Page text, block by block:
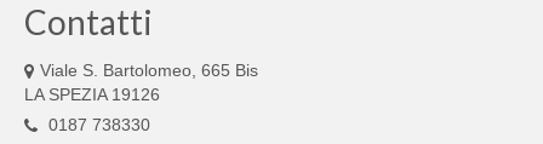
Contatti
Viale S. Bartolomeo, 665 Bis
LA SPEZIA 19126
0187 738330